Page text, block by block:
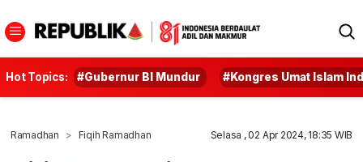
Hot Topics: #Gubernur BI Mundur #Kongres Umat Islam
Ramadhan Fiqih Ramadhan Selasa , 02 Apr 2024, 18:35 WIB